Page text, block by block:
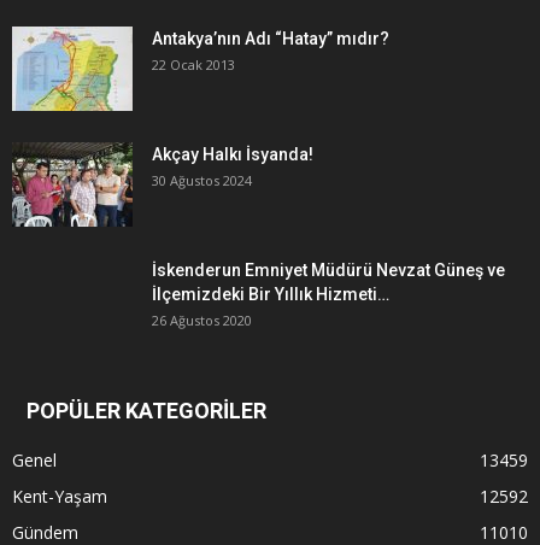
Antakya’nın Adı “Hatay” mıdır?
22 Ocak 2013
Akçay Halkı İsyanda!
30 Ağustos 2024
İskenderun Emniyet Müdürü Nevzat Güneş ve
İlçemizdeki Bir Yıllık Hizmeti…
26 Ağustos 2020
POPÜLER KATEGORİLER
Genel
13459
Kent-Yaşam
12592
Gündem
11010